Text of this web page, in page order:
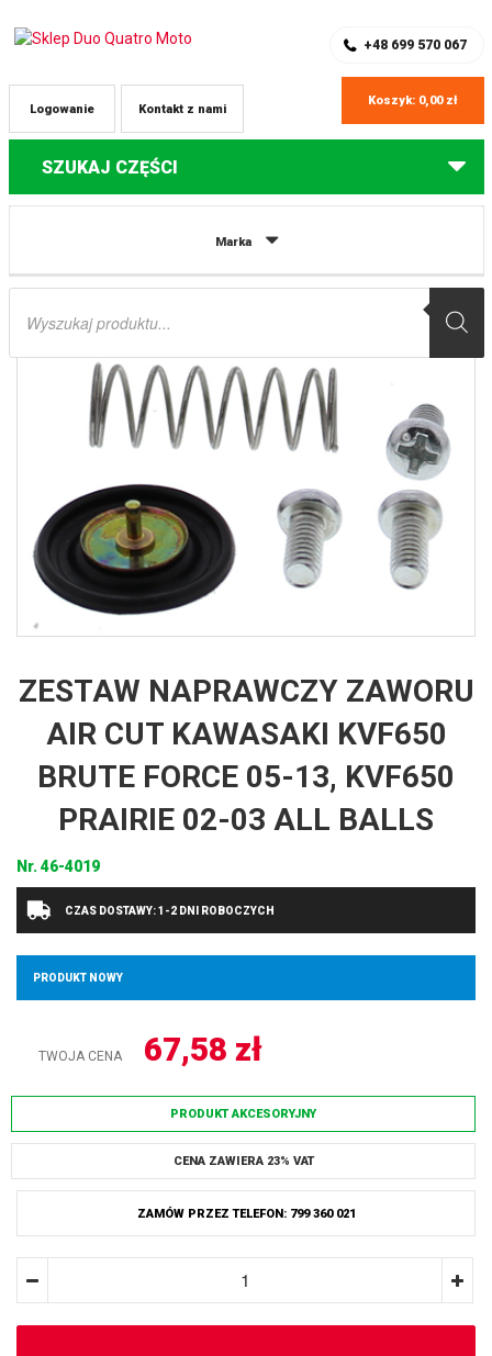
+48 699 570 067
Kontakt z nami
Logowanie
Koszyk: 0,00 zł
SZUKAJ CZĘŚCI
Marka
Wyszukiwarka
Części do quadów Kawasaki
02-03 ALL BALLS
ZESTAW NAPRAWCZY ZAWORU
AIR CUT KAWASAKI KVF650
BRUTE FORCE 05-13, KVF650
PRAIRIE 02-03 ALL BALLS
Nr.46-4019
CZAS DOSTAWY: 1-2 DNI ROBOCZYCH
PRODUKT NOWY
TWOJA CENA 67,58 zł
PRODUKT AKCESORYJNY
CENA ZAWIERA 23% VAT
ZAMÓW PRZEZ TELEFON: 799 360 021